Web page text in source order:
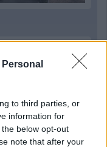
to third parties, or
information for
below opt-out
note that after your